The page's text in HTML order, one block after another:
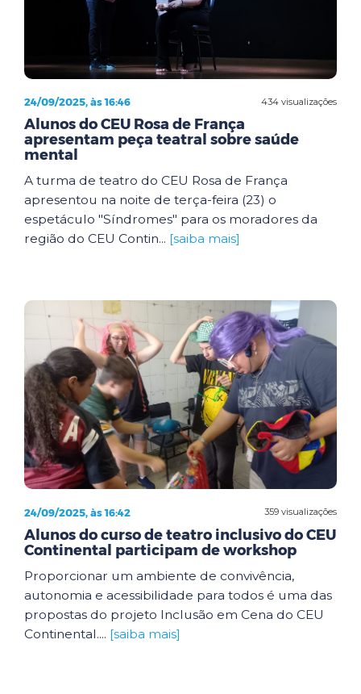
434 visualizações
24/09/2025, às 16:46
Alunos do CEU Rosa de França
apresentam peça teatral sobre saúde
mental
A turma de teatro do CEU Rosa de França
apresentou na noite de terça-feira (23) o
espetáculo "Síndromes" para os moradores da
região do CEU Contin... [saiba mais]
359 visualizações
24/09/2025, às 16:42
Alunos do curso de teatro inclusivo do CEU
Continental participam de workshop
Proporcionar um ambiente de convivência,
autonomia e acessibilidade para todos é uma das
propostas do projeto Inclusão em Cena do CEU
Continental.... [saiba mais]